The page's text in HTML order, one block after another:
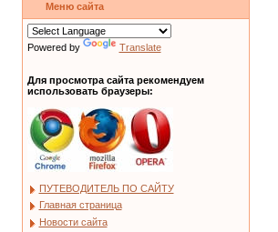
Меню сайта
Powered by Translate
Для просмотра сайта рекомендуем
использовать браузеры:
ПУТЕВОДИТЕЛЬ ПО САЙТУ
Главная страница
Новости сайта